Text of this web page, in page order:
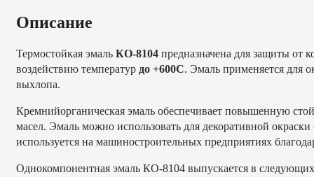
Описание
Термостойкая эмаль КО-8104 предназначена для защиты от
воздействию температур до +600С. Эмаль применяется для
выхлопа.
Кремнийорганическая эмаль обеспечивает повышенную
масел. Эмаль можно использовать для декоративной
используется на машиностроительных предприятиях
Однокомпонентная эмаль КО-8104 выпускается в